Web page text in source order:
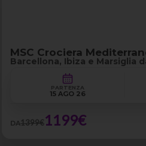
MSC Crociera
Barcellona, Ibiza e Marsiglia
PARTENZA
15 AGO 26
DA1399€1199€